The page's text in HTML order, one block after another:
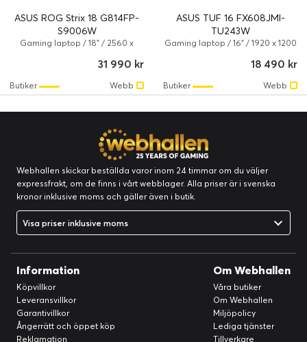
ASUS ROG Strix 18 G814FP-
S9006W
Gaming laptop / 18" / 2560 x
/ 32 GB / 1 TB / NVIDIA GeForce
Windows 11 Home
31 990 kr
Webb
Butiker
ASUS TUF 16 FX608JMI-
TU243W
Gaming laptop / 16" / 1920 x 1200
16 GB / 512 GB / NVIDIA GeForce
Windows 11 Home
18 490 kr
Webb
Butiker
Webhallen skickar beställda varor inom 24 timmar om du väljer
expressfrakt, om de finns i vårt webblager. Alla priser är i svenska
kronor inklusive moms och gäller även i butik.
Visa priser inklusive moms
Information
Köpvillkor
Leveransvillkor
Garantivillkor
Ångerrätt och öppet köp
Reklamation
Om Webhallen
Våra butiker
Om Webhallen
Miljöpolicy
Lediga tjänster
Tillverkare